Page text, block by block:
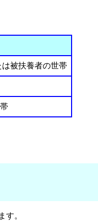
被扶養者の世帯
。